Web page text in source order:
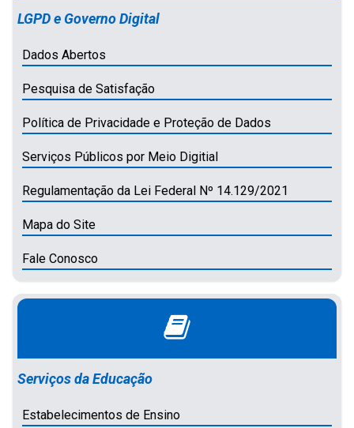
LGPD e Governo Digital
Dados Abertos
Pesquisa de Satisfação
Política de Privacidade e Proteção de Dados
Serviços Públicos por Meio Digitial
Regulamentação da Lei Federal Nº 14.129/2021
Mapa do Site
Fale Conosco
Serviços da Educação
Estabelecimentos de Ensino